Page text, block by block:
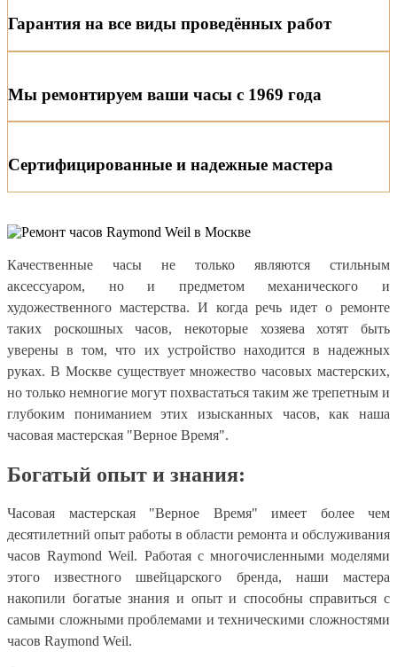
Гарантия на все виды проведённых работ
Мы ремонтируем ваши часы с 1969 года
Сертифицированные и надежные мастера
Качественные часы не только являются стильным
аксессуаром, но и предметом механического и
художественного мастерства. И когда речь идет о ремонте
таких роскошных часов, некоторые хозяева хотят быть
уверены в том, что их устройство находится в надежных
руках. В Москве существует множество часовых мастерских,
но только немногие могут похвастаться таким же трепетным и
глубоким пониманием этих изысканных часов, как наша
часовая мастерская "Верное Время".
Богатый опыт и знания:
Часовая мастерская "Верное Время" имеет более чем
десятилетний опыт работы в области ремонта и обслуживания
часов Raymond Weil. Работая с многочисленными моделями
этого известного швейцарского бренда, наши мастера
накопили богатые знания и опыт и способны справиться с
самыми сложными проблемами и техническими сложностями
часов Raymond Weil.